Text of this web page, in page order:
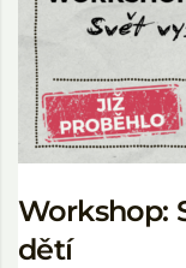
Workshop:
dětí